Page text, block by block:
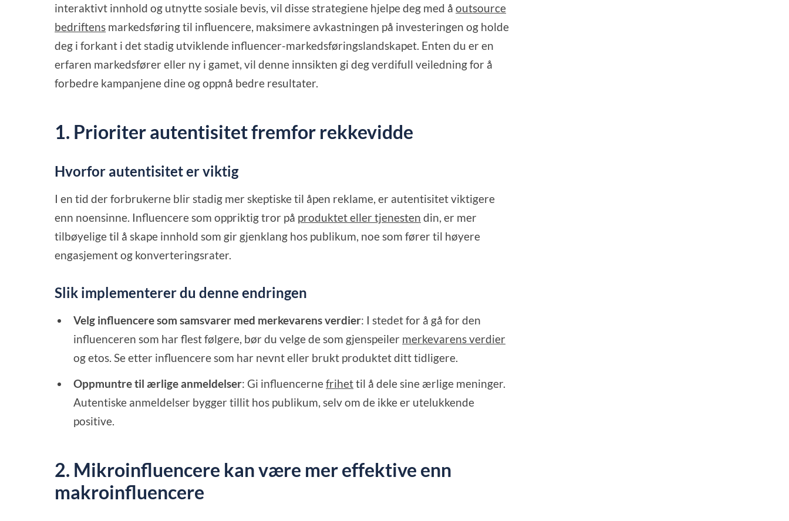
interaktivt innhold og utnytte sosiale bevis, vil disse strategiene hjelpe deg med åoutsource
bedriftens markedsføring til influencere, maksimere avkastningen på investeringen og holde
deg i forkant i det stadig utviklende influencer-markedsføringslandskapet. Enten du er en
erfaren markedsfører eller ny i gamet, vil denne innsikten gi deg verdifull veiledning for å
forbedre kampanjene dine og oppnå bedre resultater.
1. Prioriter autentisitet fremfor rekkevidde
Hvorfor autentisitet er viktig
I en tid der forbrukerne blir stadig mer skeptiske til åpen reklame, er autentisitet viktigere
enn noensinne. Influencere som oppriktig tror på produktet eller tjenesten din, er mer
tilbøyelige til å skape innhold som gir gjenklang hos publikum, noe som fører til høyere
engasjement og konverteringsrater.
Slik implementerer du denne endringen
Velg influencere som samsvarer med merkevarens verdier: I stedet for å gå for den
influenceren som har flest følgere, bør du velge de som gjenspeiler merkevarens verdier
og etos. Se etter influencere som har nevnt eller brukt produktet ditt tidligere.
Oppmuntre til ærlige anmeldelser: Gi influencernefrihettil å dele sine ærlige meninger.
Autentiske anmeldelser bygger tillit hos publikum, selv om de ikke er utelukkende
positive.
2. Mikroinfluencere kan være mer effektive enn
makroinfluencere